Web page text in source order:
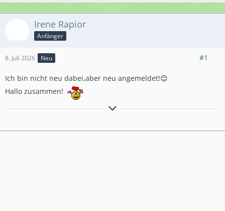
Irene Rapior
Anfänger
8. Juli 2026
Neu #1
Ich bin nicht neu dabei,aber neu angemeldet!😊
Hallo zusammen!
IRENA'FARM